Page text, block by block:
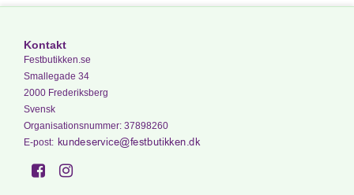
Kontakt
Festbutikken.se
Smallegade 34
2000 Frederiksberg
Svensk
Organisationsnummer: 37898260
E-post: